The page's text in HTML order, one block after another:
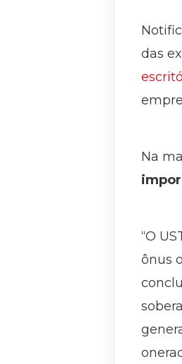
das
Na
“O
ônus